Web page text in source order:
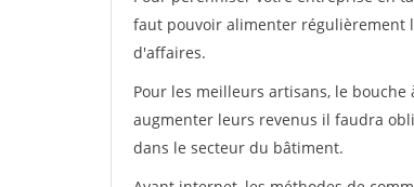
faut pouvoir alimenter régulièrement
d'affaires.
Pour les meilleurs artisans, le
augmenter leurs revenus il faudra
dans le secteur du bâtiment.